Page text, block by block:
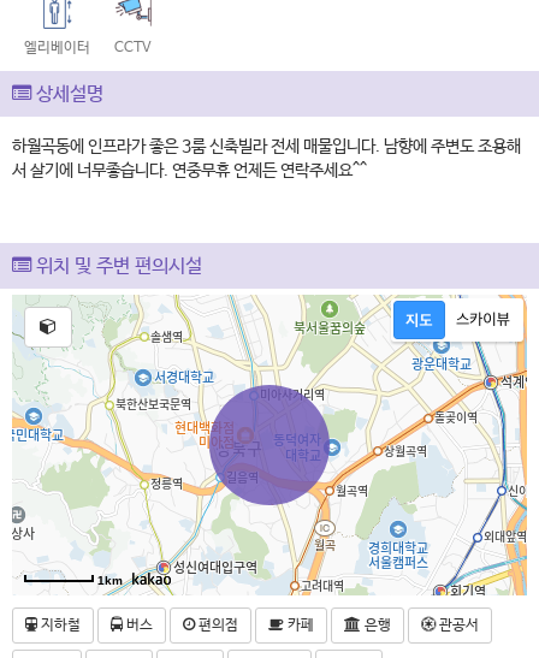
엘리베이터 CCTV
상세설명
하월곡동에 인프라가 좋은 3룸 신축빌라 전세 매물입니다. 남향에 주변도 조용해
서 살기에 너무좋습니다. 연중무휴 언제든 연락주세요^^
위치 및 주변 편의시설
1km
지하철 버스 편의점 카페 은행 관공서